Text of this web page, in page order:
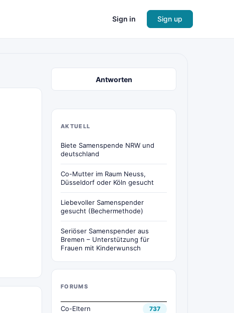
Sign in Sign up
Antworten
AKTUELL
Biete Samenspende NRW und
deutschland
Co-Mutter im Raum Neuss,
Düsseldorf oder Köln gesucht
Liebevoller Samenspender
gesucht (Bechermethode)
Seriöser Samenspender aus
Bremen – Unterstützung für
Frauen mit Kinderwunsch
FORUMS
Co-Eltern 737